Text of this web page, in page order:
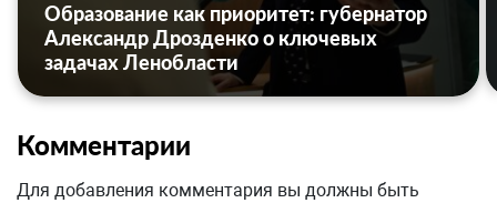
Образование как приоритет: губернатор
Александр Дрозденко о ключевых
задачах Ленобласти
Комментарии
Для добавления комментария вы должны быть